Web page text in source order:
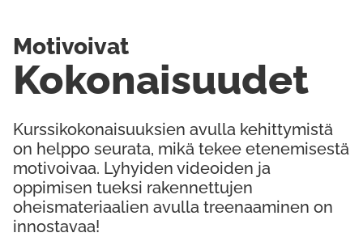
Kurssikokonaisuuksien avulla kehittymistä
on helppo seurata, mikä tekee etenemisestä
motivoivaa. Lyhyiden videoiden ja
oppimisen tueksi rakennettujen
oheismateriaalien avulla treenaaminen on
innostavaa!
Kokonaisuudet
Motivoivat